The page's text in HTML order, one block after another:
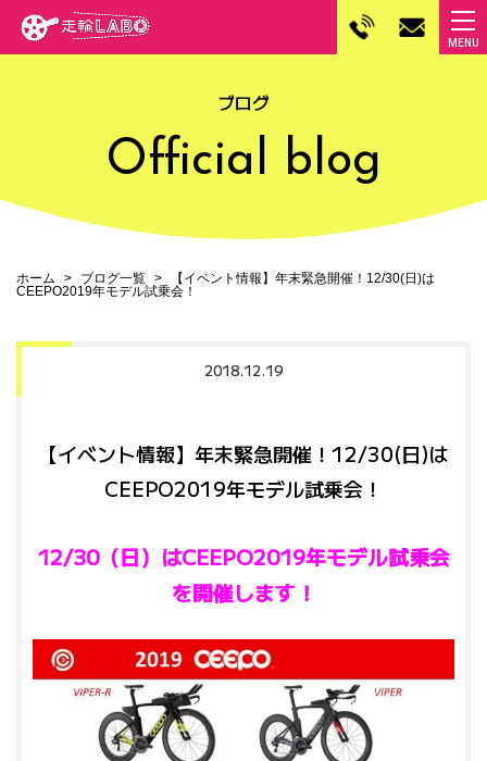
ブログ
Official blog
ホーム ブログ一覧
【イベント情報】年末緊急開催！12/30(日)は
CEEPO2019年モデル試乗会！
2018.12.19
【イベント情報】年末緊急開催！12/30(日)は
CEEPO2019年モデル試乗会！
12/30（日）はCEEPO2019年モデル試乗会
を開催します！